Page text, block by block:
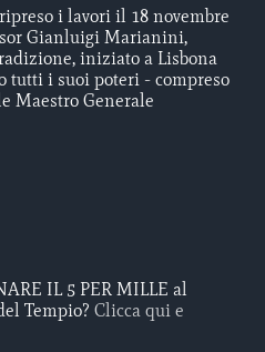
i lavori il 18 novembre
Gianluigi Marianini,
iniziato a Lisbona
tutti i suoi poteri - compreso
Maestro Generale
IL 5 PER MILLE al
Tempio? Clicca qui e